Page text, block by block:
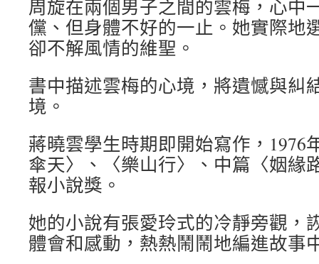
周旋在兩個男子之間的雲梅，心中
儻、但身體不好的一止。她實際地
卻不解風情的維聖。
書中描述雲梅的心境，將遺憾與糾
境。
蔣曉雲學生時期即開始寫作，1976
傘天〉、〈樂山行〉、中篇〈姻緣
報小說獎。
她的小說有張愛玲式的冷靜旁觀，
體會和感動，熱熱鬧鬧地編進故事